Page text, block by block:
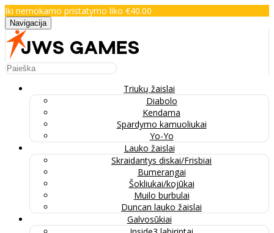
Iki nemokamo pristatymo liko €40.00
Navigacija
Triukų žaislai
Diabolo
Kendama
Spardymo kamuoliukai
Yo-Yo
Lauko žaislai
Skraidantys diskai/Frisbiai
Bumerangai
Šokliukai/kojūkai
Muilo burbulai
Duncan lauko žaislai
Galvosūkiai